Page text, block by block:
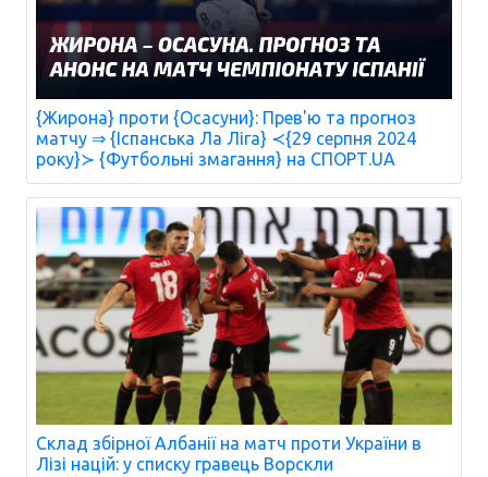
{Жирона} проти {Осасуни}: Прев'ю та прогноз
матчу ⇒ {Іспанська Ла Ліга} ≺{29 серпня 2024
року}≻ {Футбольні змагання} на СПОРТ.UA
Склад збірної Албанії на матч проти України в
Лізі націй: у списку гравець Ворскли